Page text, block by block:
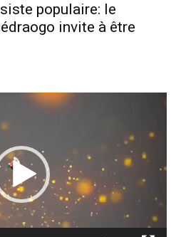
populaire: le
invite à être